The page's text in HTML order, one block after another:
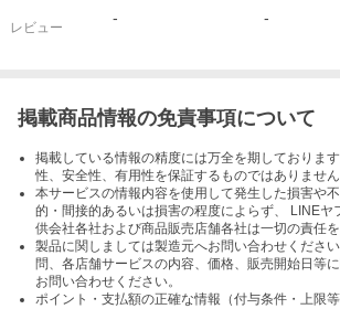
シタケシン
レビュー
- -
掲載商品情報の免責事項について
掲載している情報の精度には万全を期しておりま
性、安全性、有用性を保証するものではありません
本サービスの情報内容を使用して発生した損害や
的・間接的あるいは損害の程度によらず、 LINEヤ
供会社各社および商品販売店舗各社は一切の責任を
製品に関しましては製造元へお問い合わせくださ
問、各店舗サービスの内容、価格、販売開始日等
お問い合わせください。
ポイント・支払額の正確な情報（付与条件・上限